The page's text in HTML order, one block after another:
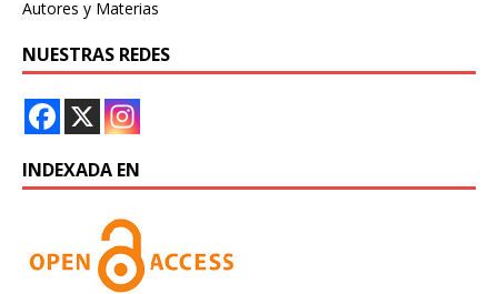
Autores y Materias
NUESTRAS REDES
INDEXADA EN